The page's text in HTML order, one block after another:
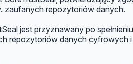
zaufanych repozytoriów danych.
jest przyznawany po
repozytoriów danych cyfrowych i